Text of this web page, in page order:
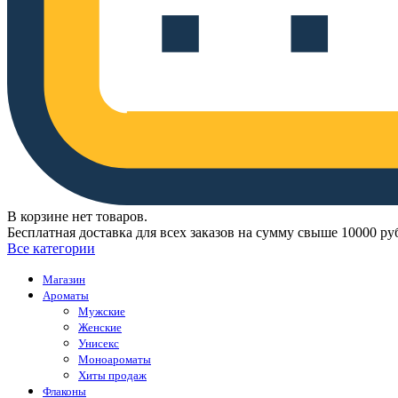
В корзине нет товаров.
Бесплатная доставка для всех заказов на сумму свыше 10000
Все категории
Магазин
Ароматы
Мужские
Женские
Унисекс
Моноароматы
Хиты продаж
Флаконы